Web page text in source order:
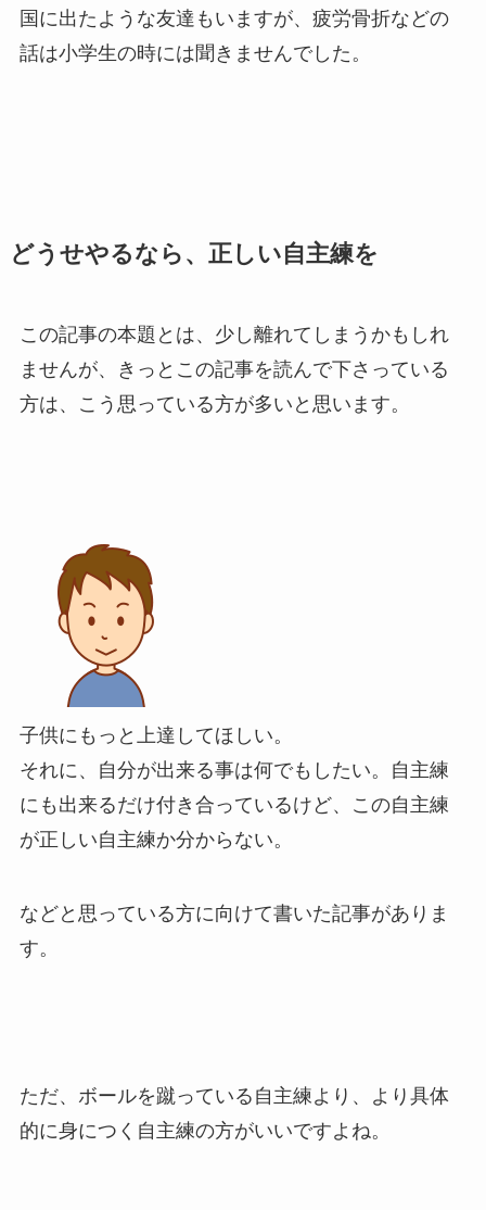
国に出たような友達もいますが、疲労骨折などの
話は小学生の時には聞きませんでした。
どうせやるなら、正しい自主練を
この記事の本題とは、少し離れてしまうかもしれ
ませんが、きっとこの記事を読んで下さっている
方は、こう思っている方が多いと思います。
子供にもっと上達してほしい。
それに、自分が出来る事は何でもしたい。自主練
にも出来るだけ付き合っているけど、この自主練
が正しい自主練か分からない。
などと思っている方に向けて書いた記事がありま
す。
ただ、ボールを蹴っている自主練より、より具体
的に身につく自主練の方がいいですよね。